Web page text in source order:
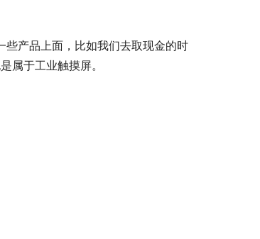
些产品上面，比如我们去取现金的时
属于工业触摸屏。